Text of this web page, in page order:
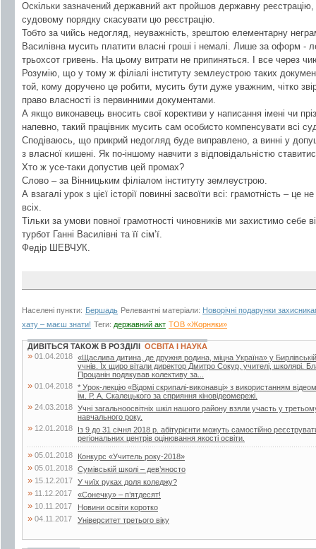
Оскільки зазначений державний акт пройшов державну
судовому порядку скасувати цю реєстрацію.
Тобто за чийсь недогляд, неуважність, зрештою елементарну
Василівна мусить платити власні гроші і немалі. Лише за оформ -
трьохсот гривень. На цьому витрати не припиняться. І все через
Розумію, що у тому ж філіалі інституту землеустрою таких
той, кому доручено це робити, мусить бути дуже уважним, чітко
право власності із первинними документами.
А якщо виконавець вносить свої корективи у написання імені чи
напевно, такий працівник мусить сам особисто компенсувати всі
Сподіваюсь, що прикрий недогляд буде виправлено, а винні у
з власної кишені. Як по-іншому навчити з відповідальністю
Хто ж усе-таки допустив цей промах?
Слово – за Вінницьким філіалом інституту землеустрою.
А взагалі урок з цієї історії повинні засвоїти всі: грамотність –
всіх.
Тільки за умови повної грамотності чиновників ми захистимо себе
турбот Ганні Василівні та її сім’ї.
Федір ШЕВЧУК.
Населені пункти: Бершадь Релевантні матеріали: Новорічні подарунки
хату – маєш знати! Теги: державний акт ТОВ «Жорняки»
ДИВІТЬСЯ ТАКОЖ В РОЗДІЛІ ОСВІТА І НАУКА
» 01.04.2018 «Щаслива дитина, де дружня родина, міцна Україна» у Бирлівській
учнів. Їх щиро вітали директор Дмитро Сокур, учителі, школярі.
Процанін подякував колективу за...
» 01.04.2018 * Урок-лекцію «Відомі скрипалі-виконавці» з використанням
ім. Р. А. Скалецького за сприяння кіновідеомережі.
» 24.03.2018 Учні загальноосвітніх шкіл нашого району взяли участь у
навчального року.
» 12.01.2018
Із 9 до 31 січня 2018 р. абітурієнти можуть самостійно
регіональних центрів оцінювання якості освіти.
» 05.01.2018 Конкурс «Учитель року-2018»
» 05.01.2018 Сумівській школі – дев’яносто
» 15.12.2017 У чиїх руках доля коледжу?
» 11.12.2017 «Сонечку» – п’ятдесят!
» 10.11.2017 Новини освіти коротко
» 04.11.2017 Університет третього віку